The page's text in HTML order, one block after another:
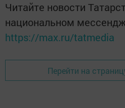
Читайте новости
национальном
https://max.ru/tatmedia
Перейти на